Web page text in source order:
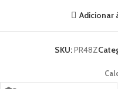
Adicionar
SKU:PR48Z